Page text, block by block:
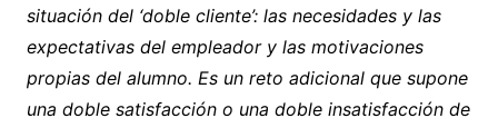
situación del ‘doble cliente’: las necesidades y las
expectativas del empleador y las motivaciones
propias del alumno. Es un reto adicional que supone
una doble satisfacción o una doble insatisfacción de